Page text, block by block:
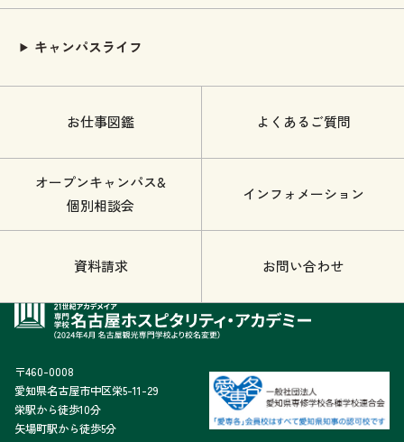
キャンパスライフ
お仕事図鑑 よくあるご質問
オープンキャンパス&
個別相談会
インフォメーション
資料請求 お問い合わせ
〒460-0008
愛知県名古屋市中区栄5-11-29
栄駅から徒歩10分
矢場町駅から徒歩5分